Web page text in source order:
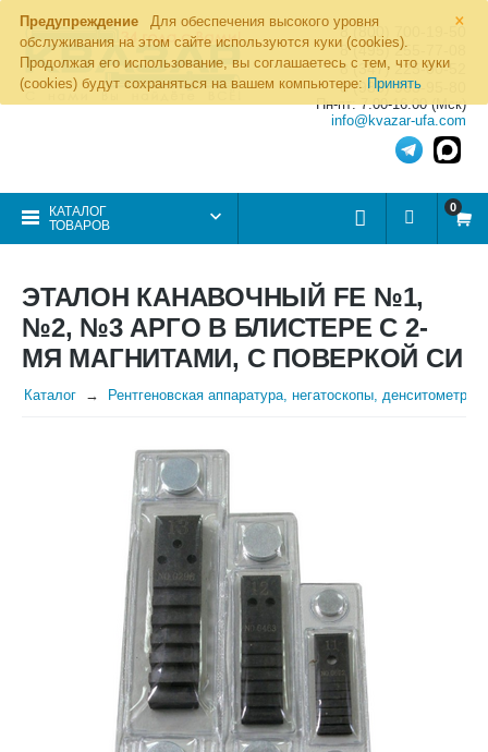
×
Предупреждение
Для обеспечения высокого уровня
обслуживания на этом сайте используются куки (cookies).
Продолжая его использование, вы соглашаетесь с тем, что куки
(cookies) будут сохраняться на вашем компьютере: Принять
8 (800) 700-19-50
8 (495) 255-77-08
8 (347) 225-00-52
8 (986) 963-95-80
Пн-пт: 7.00-16.00 (Мск)
info@kvazar-ufa.com
КАТАЛОГ
ТОВАРОВ
0
ЭТАЛОН КАНАВОЧНЫЙ FE №1,
№2, №3 АРГО В БЛИСТЕРЕ С 2-
МЯ МАГНИТАМИ, С ПОВЕРКОЙ СИ
Каталог Рентгеновская аппаратура, негатоскопы, денситометры